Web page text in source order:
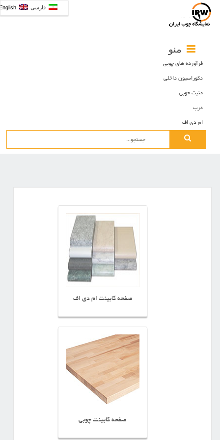
فارسی
منو
فرآورده های چوبی
دکوراسیون داخلی
منبت چوبی
درب
ام دی اف
Search
صفحه کابینت ام دی اف
صفحه کابینت چوبی